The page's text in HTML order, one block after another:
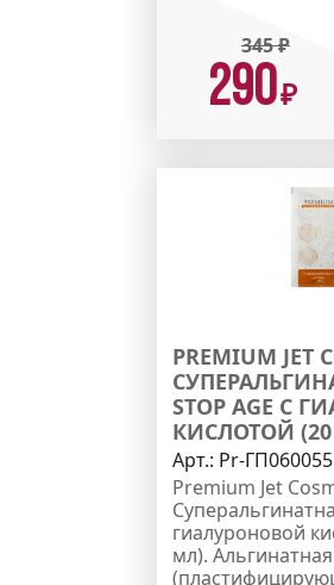
345₽
290₽
PREMIUM JET
STOP AGE С
КИСЛОТОЙ (20
Арт.: Pr-ГП060055
Premium Jet
гиалуроновой
мл). Альгинатная